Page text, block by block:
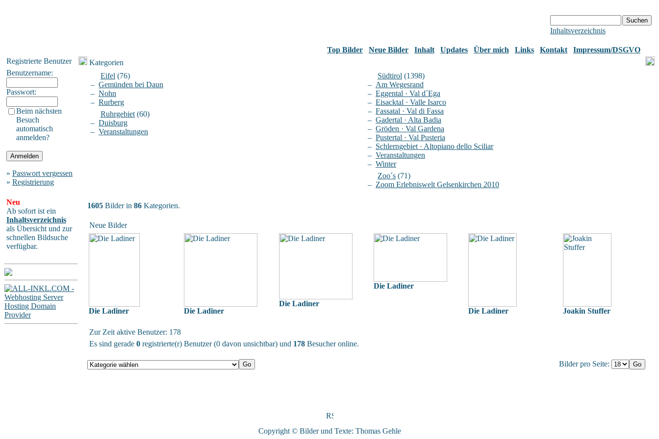
Inhaltsverzeichnis
Top Bilder Neue Bilder Inhalt Updates Über mich Links Kontakt
Impressum/DSGVO
Registrierte Benutzer
Benutzername:
Passwort:
Beim nächsten
Besuch
automatisch
anmelden?
» Passwort vergessen
» Registrierung
Neu
Ab sofort ist ein
Inhaltsverzeichnis
als Übersicht und zur
schnellen Bildsuche
verfügbar.
Kategorien
Eifel (76)
– Gemünden bei Daun
– Nohn
– Rurberg
Ruhrgebiet (60)
– Duisburg
– Veranstaltungen
Südtirol (1398)
– Am Wegesrand
– Eggental · Val d´Ega
– Eisacktal · Valle Isarco
– Fassatal · Val di Fassa
– Gadertal · Alta Badia
– Gröden · Val Gardena
– Pustertal · Val Pusteria
– Schlerngebiet · Altopiano dello Sciliar
– Veranstaltungen
– Winter
Zoo´s (71)
– Zoom Erlebniswelt Gelsenkirchen 2010
1605 Bilder in 86 Kategorien.
Neue Bilder
Die Ladiner Die Ladiner
Die Ladiner
Die Ladiner
Die Ladiner Joakin Stuffer
Zur Zeit aktive Benutzer: 178
Es sind gerade 0 registrierte(r) Benutzer (0 davon unsichtbar) und 178 Besucher online.
Bilder pro Seite:
Copyright © Bilder und Texte: Thomas Gehle